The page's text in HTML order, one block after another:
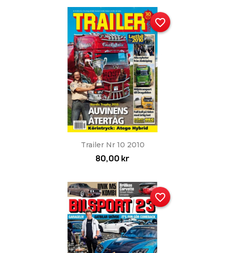
Trailer Nr 10 2010
80,00 kr
favorite_border
favorite_border